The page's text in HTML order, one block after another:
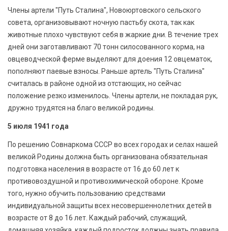
Члены артели "Путь Сталина", Новоюртовского сельского
совета, организовывают ночную пастьбу скота, так как
животные плохо чувствуют себя в жаркие дни. В течение трех
дней они заготавливают 70 тонн силосованного корма, на
овцеводческой ферме выделяют для доения 12 овцематок,
пополняют паевые взносы. Раньше артель "Путь Сталина"
считалась в районе одной из отстающих, но сейчас
положение резко изменилось. Члены артели, не покладая рук,
дружно трудятся на благо великой родины.
5 июля 1941 года
По решению Совнаркома СССР во всех городах и селах нашей
великой Родины должна быть организована обязательная
подготовка населения в возрасте от 16 до 60 лет к
противовоздушной и противохимической обороне. Кроме
того, нужно обучить пользованию средствами
индивидуальной защиты всех несовершеннолетних детей в
возрасте от 8 до 16 лет. Каждый рабочий, служащий,